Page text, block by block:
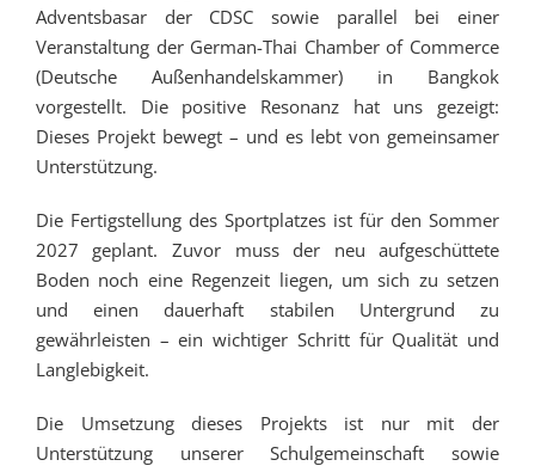
Adventsbasar der CDSC sowie parallel bei einer
Veranstaltung der German-Thai Chamber of Commerce
(Deutsche Außenhandelskammer) in Bangkok
vorgestellt. Die positive Resonanz hat uns gezeigt:
Dieses Projekt bewegt – und es lebt von gemeinsamer
Unterstützung.
Die Fertigstellung des Sportplatzes ist für den Sommer
2027 geplant. Zuvor muss der neu aufgeschüttete
Boden noch eine Regenzeit liegen, um sich zu setzen
und einen dauerhaft stabilen Untergrund zu
gewährleisten – ein wichtiger Schritt für Qualität und
Langlebigkeit.
Die Umsetzung dieses Projekts ist nur mit der
Unterstützung unserer Schulgemeinschaft sowie